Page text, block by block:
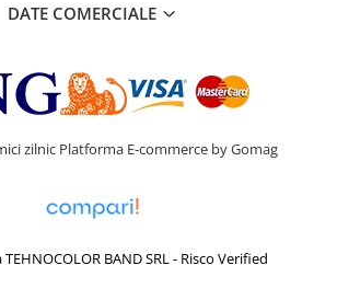
DATE COMERCIALE
zilnic Platforma E-commerce by Gomag